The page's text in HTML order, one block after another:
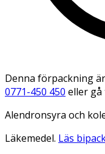
Denna förpackning
0771-450 450 eller
Alendronsyra och
Läkemedel. Läs